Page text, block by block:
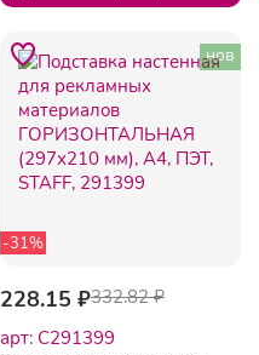
-31%
нов
228.15 ₽332.82 ₽
арт: C291399